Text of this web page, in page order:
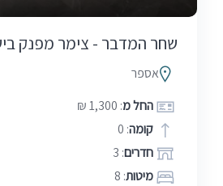
שחר המדבר - צימר מפנק
אספר
החל מ: 1,300 ₪
קומה: 0
חדרים: 3
מיטות: 8